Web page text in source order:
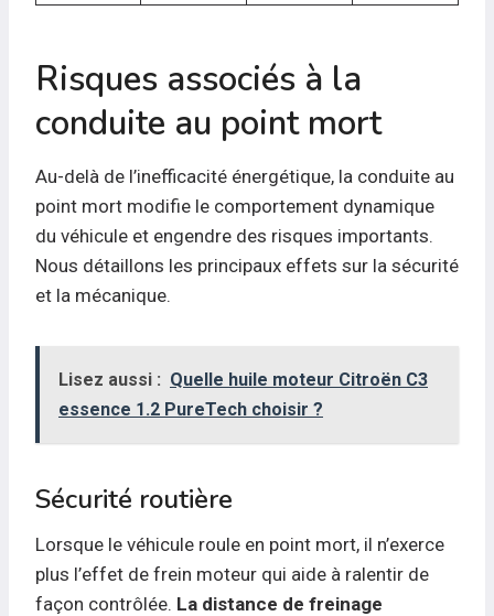
Risques associés à la
conduite au point mort
Au-delà de l’inefficacité énergétique, la conduite au
point mort modifie le comportement dynamique
du véhicule et engendre des risques importants.
Nous détaillons les principaux effets sur la sécurité
et la mécanique.
Lisez aussi : Quelle huile moteur Citroën C3
essence 1.2 PureTech choisir ?
Sécurité routière
Lorsque le véhicule roule en point mort, il n’exerce
plus l’effet de frein moteur qui aide à ralentir de
façon contrôlée. La distance de freinage